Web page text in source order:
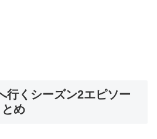
行くシーズン2エピソー
とめ